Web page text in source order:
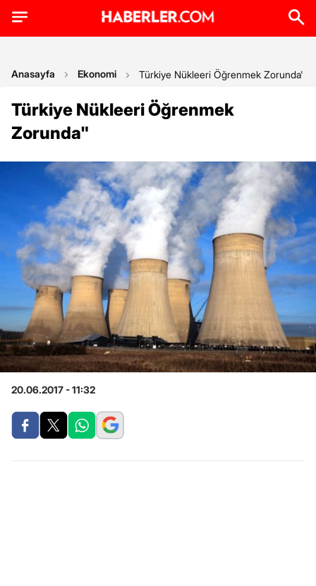
Anasayfa Ekonomi Türkiye Nükleeri Öğrenmek Zorunda'
Türkiye Nükleeri Öğrenmek
Zorunda"
20.06.2017 - 11:32